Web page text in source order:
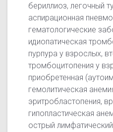
бериллиоз, легочный
аспирационная
гематологические
идиопатическая
пурпура у взрослых,
тромбоцитопения у
приобретенная
гемолитическая
эритробластопения,
гипопластическая
острый